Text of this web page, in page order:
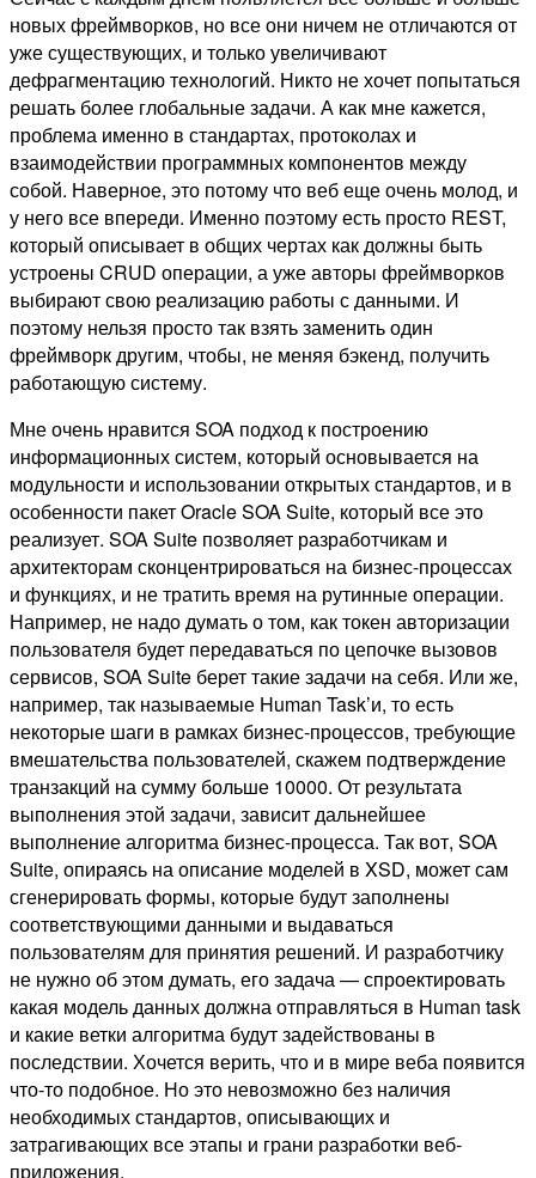
новых фреймворков, но все они ничем не отличаются от
уже существующих, и только увеличивают
дефрагментацию технологий. Никто не хочет попытаться
решать более глобальные задачи. А как мне кажется,
проблема именно в стандартах, протоколах и
взаимодействии программных компонентов между
собой. Наверное, это потому что веб еще очень молод, и
у него все впереди. Именно поэтому есть просто REST,
который описывает в общих чертах как должны быть
устроены CRUD операции, а уже авторы фреймворков
выбирают свою реализацию работы с данными. И
поэтому нельзя просто так взять заменить один
фреймворк другим, чтобы, не меняя бэкенд, получить
работающую систему.
Мне очень нравится SOA подход к построению
информационных систем, который основывается на
модульности и использовании открытых стандартов, и в
особенности пакет Oracle SOA Suite, который все это
реализует. SOA Suite позволяет разработчикам и
архитекторам сконцентрироваться на бизнес-процессах
и функциях, и не тратить время на рутинные операции.
Например, не надо думать о том, как токен авторизации
пользователя будет передаваться по цепочке вызовов
сервисов, SOA Suite берет такие задачи на себя. Или же,
например, так называемые Human Task’и, то есть
некоторые шаги в рамках бизнес-процессов, требующие
вмешательства пользователей, скажем подтверждение
транзакций на сумму больше 10000. От результата
выполнения этой задачи, зависит дальнейшее
выполнение алгоритма бизнес-процесса. Так вот, SOA
Suite, опираясь на описание моделей в XSD, может сам
сгенерировать формы, которые будут заполнены
соответствующими данными и выдаваться
пользователям для принятия решений. И разработчику
не нужно об этом думать, его задача — спроектировать
какая модель данных должна отправляться в Human task
и какие ветки алгоритма будут задействованы в
последствии. Хочется верить, что и в мире веба появится
что-то подобное. Но это невозможно без наличия
необходимых стандартов, описывающих и
затрагивающих все этапы и грани разработки веб-
приложения.